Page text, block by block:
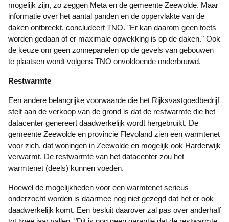
mogelijk zijn, zo zeggen Meta en de gemeente Zeewolde. Maar
informatie over het aantal panden en de oppervlakte van de
daken ontbreekt, concludeert TNO. "Er kan daarom geen toets
worden gedaan of er maximale opwekking is op de daken." Ook
de keuze om geen zonnepanelen op de gevels van gebouwen
te plaatsen wordt volgens TNO onvoldoende onderbouwd.
Restwarmte
Een andere belangrijke voorwaarde die het Rijksvastgoedbedrijf
stelt aan de verkoop van de grond is dat de restwarmte die het
datacenter genereert daadwerkelijk wordt hergebruikt. De
gemeente Zeewolde en provincie Flevoland zien een warmtenet
voor zich, dat woningen in Zeewolde en mogelijk ook Harderwijk
verwarmt. De restwarmte van het datacenter zou het
warmtenet (deels) kunnen voeden.
Hoewel de mogelijkheden voor een warmtenet serieus
onderzocht worden is daarmee nog niet gezegd dat het er ook
daadwerkelijk komt. Een besluit daarover zal pas over anderhalf